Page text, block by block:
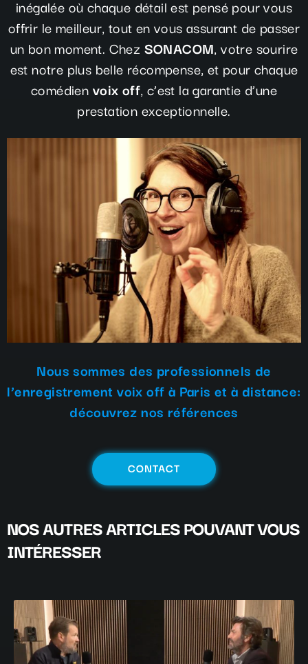
inégalée où chaque détail est pensé pour vous
offrir le meilleur, tout en vous assurant de passer
un bon moment. Chez SONACOM, votre sourire
est notre plus belle récompense, et pour chaque
comédienvoix off, c’est la garantie d’une
prestation exceptionnelle.
Nous sommes des professionnels de
l’enregistrement voix off à Paris et à distance:
découvrez nos références
CONTACT
NOS AUTRES ARTICLES POUVANT VOUS
INTÉRESSER